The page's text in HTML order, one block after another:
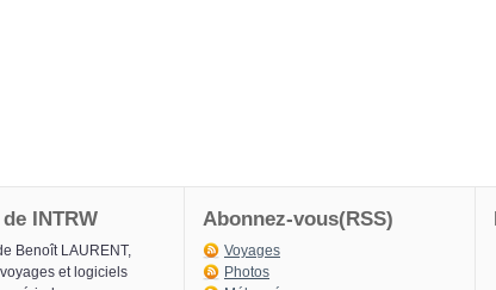
INTRW
Benoît LAURENT,
et logiciels
Abonnez-vous(RSS)
Voyages
Photos